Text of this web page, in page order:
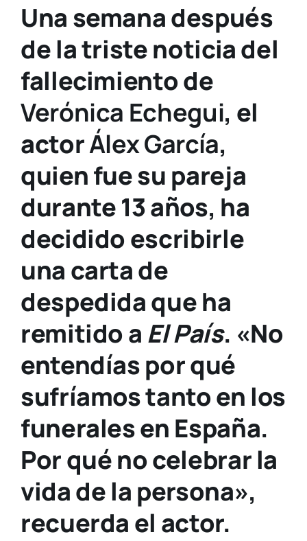
Una semana después
de la triste noticia del
fallecimiento de
Verónica Echegui, el
actorÁlex García,
quien fue su pareja
durante 13 años, ha
decidido escribirle
una carta de
despedida que ha
remitido a El País. «No
entendías por qué
sufríamos tanto en los
funerales en España.
Por qué no celebrar la
vida de la persona»,
recuerda el actor.